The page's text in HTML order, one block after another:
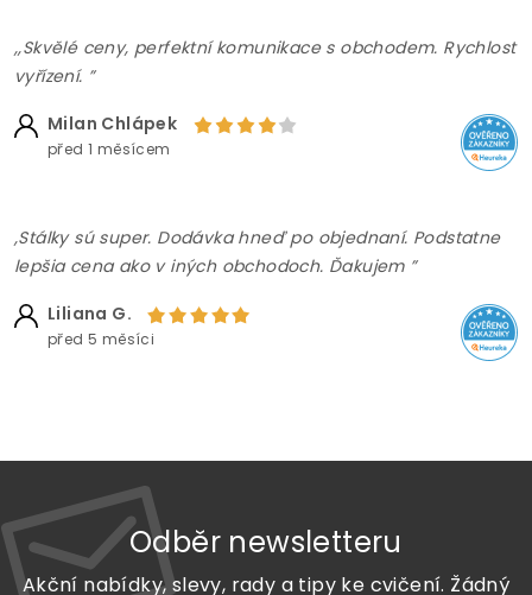
,,Skvělé ceny, perfektní komunikace s obchodem. Rychlost
vyřízení. ”
Milan Chlápek
před 1 měsícem
,Stálky sú super. Dodávka hneď po objednaní. Podstatne
lepšia cena ako v iných obchodoch. Ďakujem ”
Liliana G.
před 5 měsíci
Odběr newsletteru
Akční nabídky, slevy, rady a tipy ke cvičení. Žádný